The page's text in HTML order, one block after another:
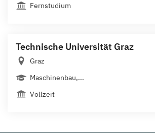
Fernstudium
Technische Universität Graz
Graz
Maschinenbau,...
Vollzeit